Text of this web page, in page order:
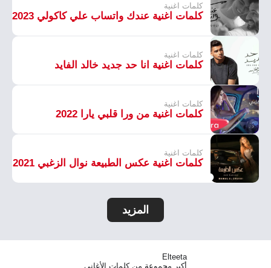
كلمات اغنية
كلمات اغنية عندك واتساب علي كاكولي 2023
كلمات اغنية
كلمات اغنية انا حد جديد خالد الفايد
كلمات اغنية
كلمات اغنية من ورا قلبي يارا 2022
كلمات اغنية
كلمات اغنية عكس الطبيعة نوال الزغبي 2021
المزيد
Elteeta
أكبر مجموعة من كلمات الأغاني